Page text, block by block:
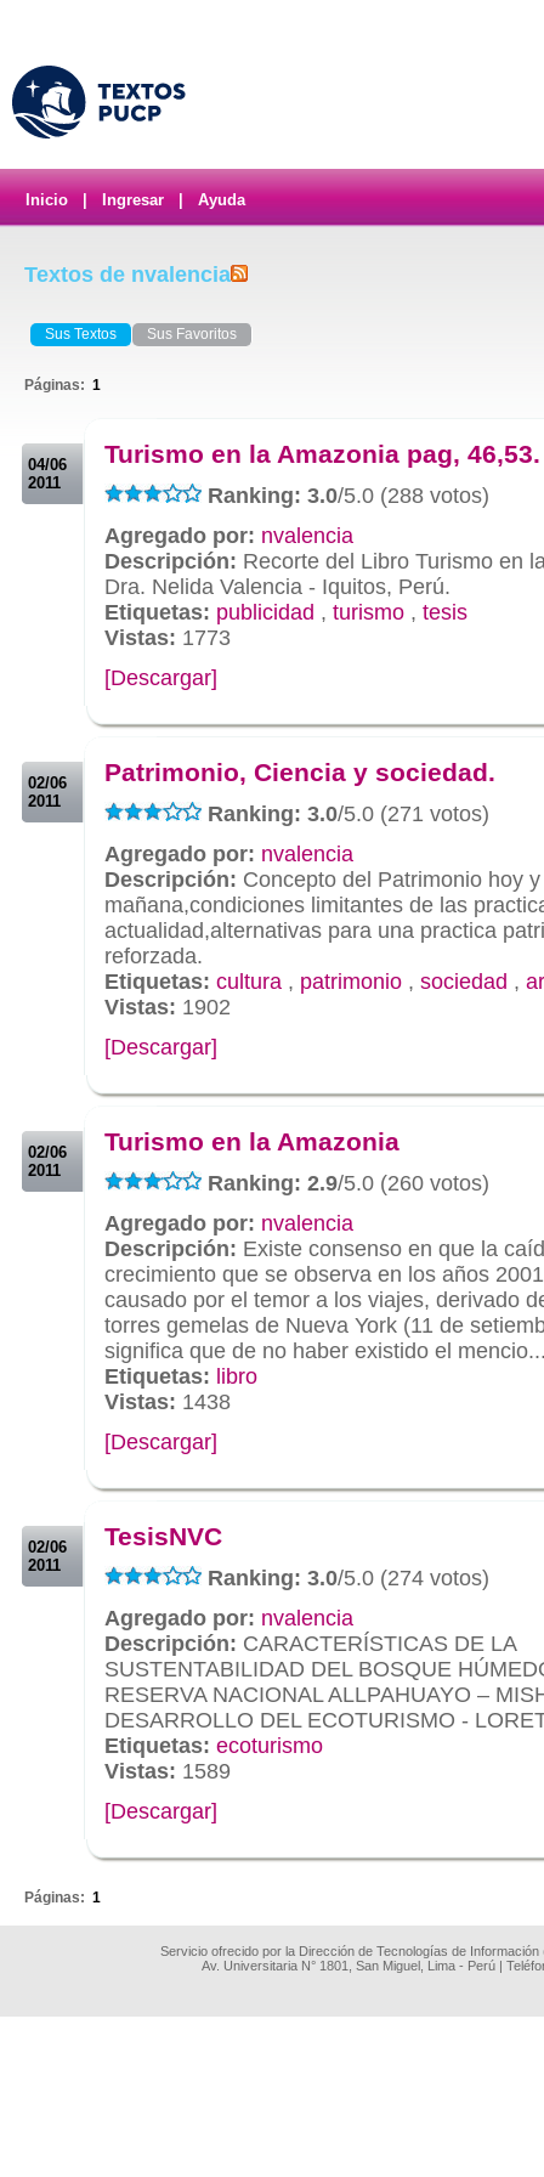
Inicio Ingresar Ayuda
Textos de nvalencia
Sus Textos Sus Favoritos
Páginas: 1
04/06
2011
Turismo en la Amazonia pag, 46,53.
Ranking: 3.0/5.0 (288 votos)
Agregado por: nvalencia
Descripción: Recorte del Libro Turismo en
Dra. Nelida Valencia - Iquitos, Perú.
Etiquetas: publicidad , turismo , tesis
Vistas: 1773
[Descargar]
02/06
2011
Patrimonio, Ciencia y sociedad.
Ranking: 3.0/5.0 (271 votos)
Agregado por: nvalencia
Descripción: Concepto del Patrimonio hoy y
mañana,condiciones limitantes de las
actualidad,alternativas para una practica
reforzada.
Etiquetas: cultura , patrimonio , sociedad ,
Vistas: 1902
[Descargar]
02/06
2011
Turismo en la Amazonia
Ranking: 2.9/5.0 (260 votos)
Agregado por: nvalencia
Descripción: Existe consenso en que la
crecimiento que se observa en los años
causado por el temor a los viajes, derivado
torres gemelas de Nueva York (11 de
significa que de no haber existido el
Etiquetas: libro
Vistas: 1438
[Descargar]
02/06
2011
TesisNVC
Ranking: 3.0/5.0 (274 votos)
Agregado por: nvalencia
Descripción: CARACTERÍSTICAS DE LA
SUSTENTABILIDAD DEL BOSQUE
RESERVA NACIONAL ALLPAHUAYO –
DESARROLLO DEL ECOTURISMO -
Etiquetas: ecoturismo
Vistas: 1589
[Descargar]
Páginas: 1
Servicio ofrecido por la Dirección de Tecnologías de
Av. Universitaria N° 1801, San Miguel, Lima - Perú |